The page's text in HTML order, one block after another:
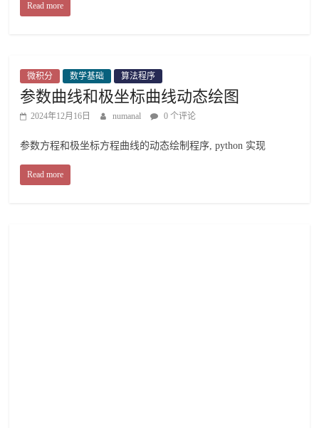
Read more
微积分 数学基础 算法程序
参数曲线和极坐标曲线动态绘图
2024年12月16日 numanal 0 个评论
参数方程和极坐标方程曲线的动态绘制程序, python 实现
Read more